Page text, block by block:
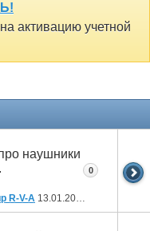
активацию учетной
наушники
R-V-A 13.01.2025
0